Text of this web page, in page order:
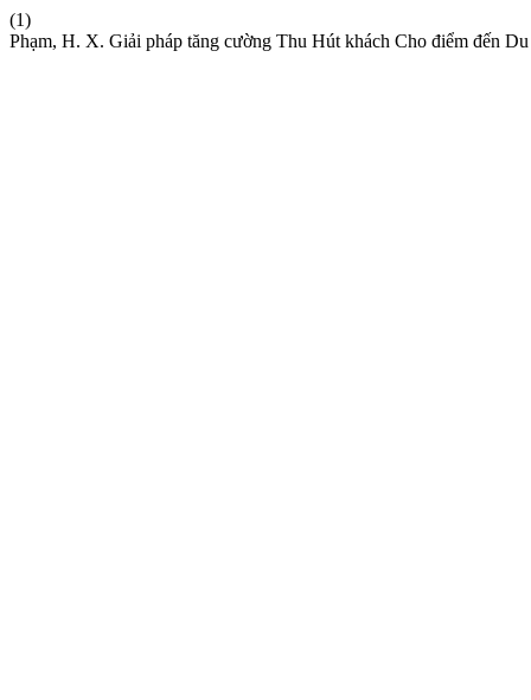
(1)
Phạm, H. X. Giải pháp tăng cường Thu Hút khách Cho điểm đến